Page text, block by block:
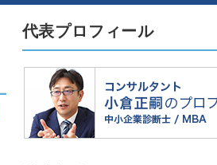
代表プロフィール